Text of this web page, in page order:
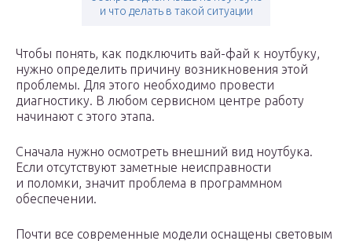
и что делать в такой ситуации
Чтобы понять, как подключить вай-фай к ноутбуку,
нужно определить причину возникновения этой
проблемы. Для этого необходимо провести
диагностику. В любом сервисном центре работу
начинают с этого этапа.
Сначала нужно осмотреть внешний вид ноутбука.
Если отсутствуют заметные неисправности
и поломки, значит проблема в программном
обеспечении.
Почти все современные модели оснащены световым